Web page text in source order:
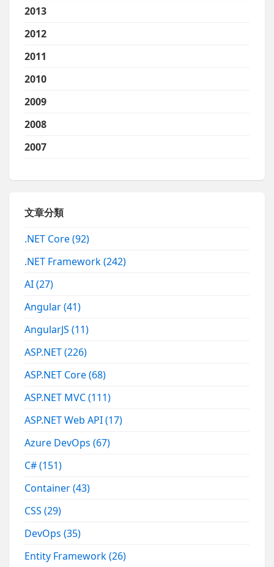
2013
2012
2011
2010
2009
2008
2007
文章分類
.NET Core(92)
.NET Framework(242)
AI(27)
Angular(41)
AngularJS(11)
ASP.NET(226)
ASP.NET Core(68)
ASP.NET MVC(111)
ASP.NET Web API(17)
Azure DevOps(67)
C#(151)
Container(43)
CSS(29)
DevOps(35)
Entity Framework(26)